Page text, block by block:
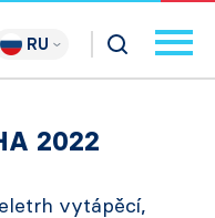
RU
2022
vytápěcí,